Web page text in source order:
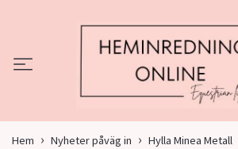
Hem Nyheter påväg in Hylla Minea Metall